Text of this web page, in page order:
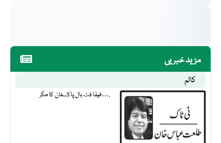
مزید خبریں
کالم
فیفا فٹ بال پاکستان کا مگر….